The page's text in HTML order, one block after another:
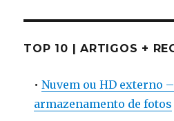
TOP 10 | ARTIGOS +
•Nuvem ou HD externo
armazenamento de fotos